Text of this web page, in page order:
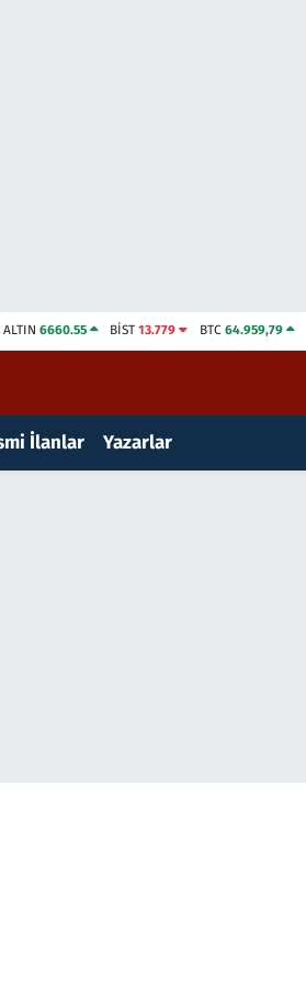
ALTIN 6660.55 BİST13.779 BTC 64.959,79
İlanlar Yazarlar